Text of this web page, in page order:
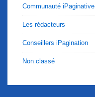
Communauté iPaginative
Les rédacteurs
Conseillers iPagination
Non classé